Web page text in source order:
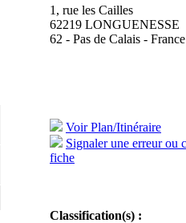
1, rue les Cailles
62219 LONGUENESSE
62 - Pas de Calais - France
Voir Plan/Itinéraire
Signaler une erreur ou
fiche
Classification(s) :